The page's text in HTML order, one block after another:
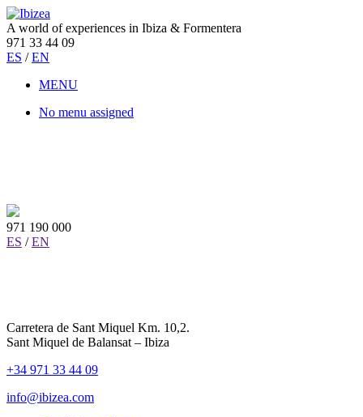
A world of experiences in Ibiza & Formentera
971 33 44 09
ES / EN
MENU
No menu assigned
971 190 000
ES / EN
Carretera de Sant Miquel Km. 10,2.
Sant Miquel de Balansat – Ibiza
+34 971 33 44 09
info@ibizea.com